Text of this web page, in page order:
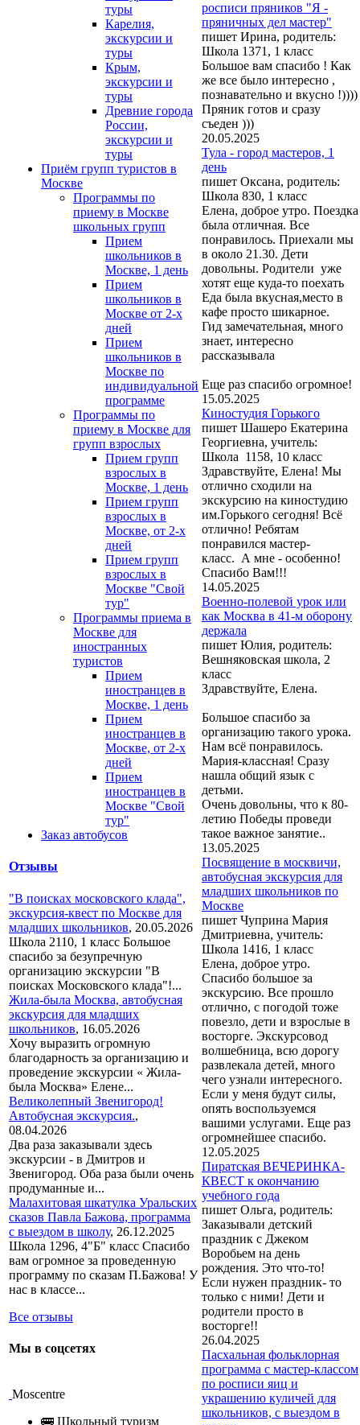
туры
Карелия,
экскурсии и
туры
Крым,
экскурсии и
туры
Древние города
России,
экскурсии и
туры
Приём групп туристов в
Москве
Программы по
приему в Москве
школьных групп
Прием
школьников в
Москве, 1 день
Прием
школьников в
Москве от 2-х
дней
Прием
школьников в
Москве по
индивидуальной
программе
Программы по
приему в Москве для
групп взрослых
Прием групп
взрослых в
Москве, 1 день
Прием групп
взрослых в
Москве, от 2-х
дней
Прием групп
взрослых в
Москве "Свой
тур"
Программы приема в
Москве для
иностранных
туристов
Прием
иностранцев в
Москве, 1 день
Прием
иностранцев в
Москве, от 2-х
дней
Прием
иностранцев в
Москве "Свой
тур"
Заказ автобусов
Отзывы
"В поисках московского клада",
экскурсия-квест по Москве для
младших школьников, 20.05.2026
Школа 2110, 1 класс Большое
спасибо за безупречную
организацию экскурсии "В
поисках Московского клада"!...
Жила-была Москва, автобусная
экскурсия для младших
школьников, 16.05.2026
Хочу выразить огромную
благодарность за организацию и
проведение экскурсии « Жила-
была Москва» Елене...
Великолепный Звенигород!
Автобусная экскурсия.,
08.04.2026
Два раза заказывали здесь
экскурсии - в Дмитров и
Звенигород. Оба раза были очень
продуманные и...
Малахитовая шкатулка Уральских
сказов Павла Бажова, программа
с выездом в школу, 26.12.2025
Школа 1296, 4"Б" класс Спасибо
вам огромное за проведенную
программу по сказам П.Бажова! У
нас в классе...
Все отзывы
Мы в соцсетях
Moscentre
🚌 Школьный туризм
росписи пряников "Я -
пряничных дел мастер"
пишет Ирина, родитель:
Школа 1371, 1 класс
Большое вам спасибо ! Как
же все было интересно ,
познавательно и вкусно !))))
Пряник готов и сразу
съеден )))
20.05.2025
Тула - город мастеров, 1
день
пишет Оксана, родитель:
Школа 830, 1 класс
Елена, доброе утро. Поездка
была отличная. Все
понравилось. Приехали мы
в около 21.30. Дети
довольны. Родители уже
хотят еще куда-то поехать
Еда была вкусная,место в
кафе просто шикарное.
Гид замечательная, много
знает, интересно
рассказывала
Еще раз спасибо огромное!
15.05.2025
Киностудия Горького
пишет Шашеро Екатерина
Георгиевна, учитель:
Школа 1158, 10 класс
Здравствуйте, Елена! Мы
отлично сходили на
экскурсию на киностудию
им.Горького сегодня! Всё
отлично! Ребятам
понравился мастер-
класс. А мне - особенно!
Спасибо Вам!!!
14.05.2025
Военно-полевой урок или
как Москва в 41-м оборону
держала
пишет Юлия, родитель:
Вешняковская школа, 2
класс
Здравствуйте, Елена.
Большое спасибо за
организацию такого урока.
Нам всё понравилось.
Мария-классная! Сразу
нашла общий язык с
детьми.
Очень довольны, что к 80-
летию Победы проведи
такое важное занятие..
13.05.2025
Посвящение в москвичи,
автобусная экскурсия для
младших школьников по
Москве
пишет Чуприна Мария
Дмитриевна, учитель:
Школа 1416, 1 класс
Елена, доброе утро.
Спасибо большое за
экскурсию. Все прошло
отлично, с погодой тоже
повезло, дети и взрослые в
восторге. Экскурсовод
волшебница, всю дорогу
развлекала детей, много
чего узнали интересного.
Если у меня будут силы,
опять воспользуемся
вашими услугами. Еще раз
огромнейшее спасибо.
12.05.2025
Пиратская ВЕЧЕРИНКА-
КВЕСТ к окончанию
учебного года
пишет Ольга, родитель:
Заказывали детский
праздник с Джеком
Воробьем на день
рождения. Это что-то!
Если нужен праздник- то
только с ними! Дети и
родители просто в
восторге!!
26.04.2025
Пасхальная фольклорная
программа с мастер-классом
по росписи яиц и
украшению куличей для
школьников, с выездом в